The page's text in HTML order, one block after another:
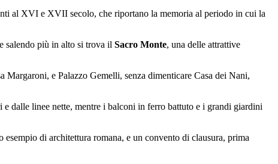
al XVI e XVII secolo, che riportano la memoria al periodo in cui la
salendo più in alto si trova il Sacro Monte, una delle attrattive
Margaroni, e Palazzo Gemelli, senza dimenticare Casa dei Nani,
dalle linee nette, mentre i balconi in ferro battuto e i grandi giardini
di architettura romana, e un convento di clausura, prima